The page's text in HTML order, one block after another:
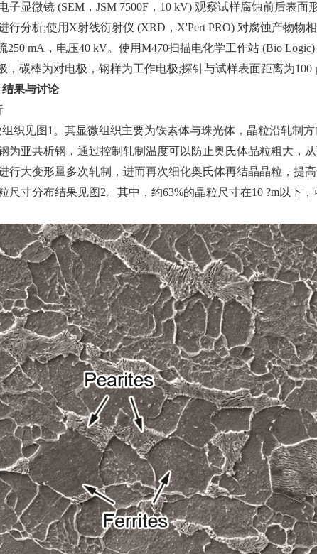
子显微镜 (SEM，JSM 7500F，10 kV) 观察试样腐蚀前后表面
行分析;使用X射线衍射仪 (XRD，X'Pert PRO) 对腐蚀产物物
250 mA，电压40 kV。使用M470扫描电化学工作站 (Bio
，碳棒为对电极，钢样为工作电极;探针与试样表面距离为100
结果与讨论
织见图1。其显微组织主要为铁素体与珠光体，晶粒沿轧制
为亚共析钢，通过控制轧制温度可以防止奥氏体晶粒粗大，
行大变形量多次轧制，进而再次细化奥氏体再结晶晶粒，提
尺寸分布结果见图2。其中，约63%的晶粒尺寸在10 ?m以下